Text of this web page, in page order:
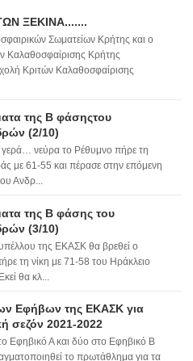
ΞΕΚΙΝΑ.......
Σωματείων Κρήτης και ο
Καλαθοσφαίρισης Κρήτης
Κριτών Καλαθοσφαίρισης
της Β φάσηςτου
(2/10)
γερά… νεύρα το Ρέθυμνο πήρε τη
με 61-55 και πέρασε στην επόμενη
Ανδρ...
της Β φάσης του
(3/10)
της ΕΚΑΣΚ θα βρεθεί ο
τη νίκη με 71-58 του Ηράκλειο
θα κλ...
Εφήβων της ΕΚΑΣΚ για
σεζόν 2021-2022
Εφηβικό Α και δύο στο Εφηβικό Β
το πρωτάθλημα για τα